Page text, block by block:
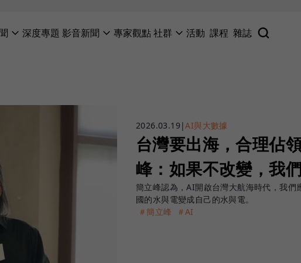
深度專題 影音新聞 專家觀點社群 活動 課程 雜誌
2026.03.19 |AI與大數據
台灣要出海，合理佔
峰：如果不改變，我
簡立峰認為，AI開啟台灣大航海時代，我
國的水與電變成自己的水與電。
＃簡立峰
＃AI